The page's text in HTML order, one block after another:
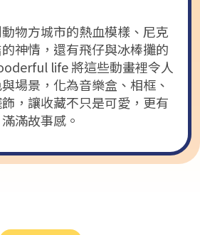
物方城市的熱血模樣、尼克
神情，還有飛仔與冰棒攤的
life 將這些動畫裡令人
場景，化為音樂盒、相框、
，讓收藏不只是可愛，更有
滿滿故事感。